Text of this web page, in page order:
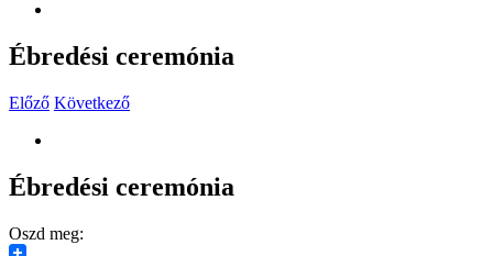
Ébredési ceremónia
Előző Következő
Image
Ébredési ceremónia
Oszd meg: